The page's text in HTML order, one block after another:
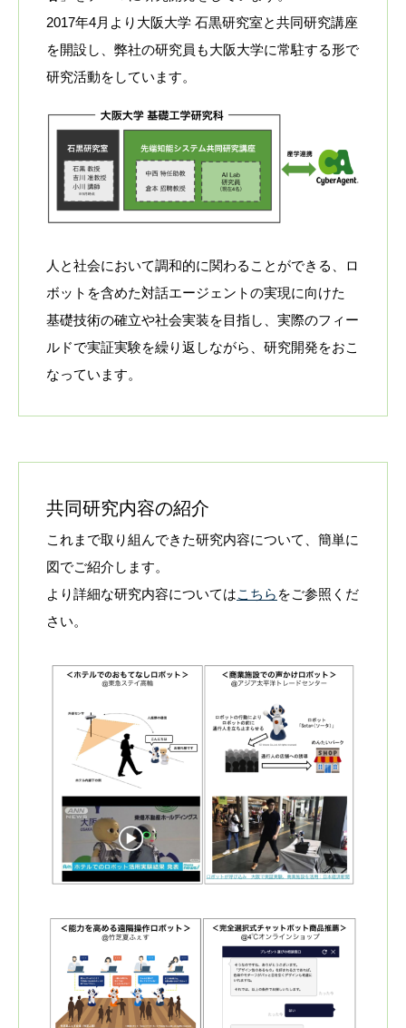
2017年4月より大阪大学 石黒研究室と共同研究講座
を開設し、弊社の研究員も大阪大学に常駐する形で
研究活動をしています。
人と社会において調和的に関わることができる、ロ
ボットを含めた対話エージェントの実現に向けた
基礎技術の確立や社会実装を目指し、実際のフィー
ルドで実証実験を繰り返しながら、研究開発をおこ
なっています。
共同研究内容の紹介
これまで取り組んできた研究内容について、簡単に
図でご紹介します。
より詳細な研究内容についてはこちら をご参照くだ
さい。